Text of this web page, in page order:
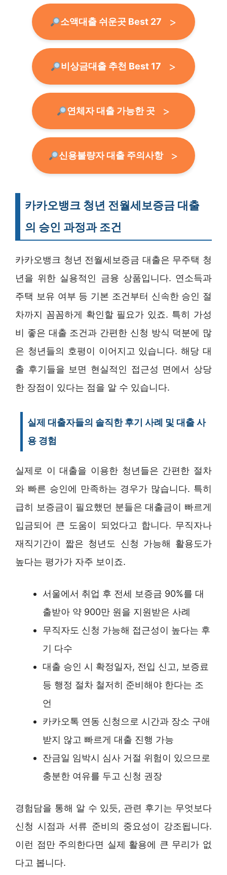
소액대출 쉬운곳 Best 27
비상금대출 추천 Best 17
연체자 대출 가능한 곳
신용불량자 대출 주의사항
카카오뱅크 청년 전월세보증금 대출
의 승인 과정과 조건
카카오뱅크 청년 전월세보증금 대출은 무주택 청
년을 위한 실용적인 금융 상품입니다. 연소득과
주택 보유 여부 등 기본 조건부터 신속한 승인 절
차까지 꼼꼼하게 확인할 필요가 있죠. 특히 가성
비 좋은 대출 조건과 간편한 신청 방식 덕분에 많
은 청년들의 호평이 이어지고 있습니다. 해당 대
출 후기들을 보면 현실적인 접근성 면에서 상당
한 장점이 있다는 점을 알 수 있습니다.
실제 대출자들의 솔직한 후기 사례 및 대출 사
용 경험
실제로 이 대출을 이용한 청년들은 간편한 절차
와 빠른 승인에 만족하는 경우가 많습니다. 특히
급히 보증금이 필요했던 분들은 대출금이 빠르게
입금되어 큰 도움이 되었다고 합니다. 무직자나
재직기간이 짧은 청년도 신청 가능해 활용도가
높다는 평가가 자주 보이죠.
서울에서 취업 후 전세 보증금 90%를 대
출받아 약 900만 원을 지원받은 사례
무직자도 신청 가능해 접근성이 높다는 후
기 다수
대출 승인 시 확정일자, 전입 신고, 보증료
등 행정 절차 철저히 준비해야 한다는 조
언
카카오톡 연동 신청으로 시간과 장소 구애
받지 않고 빠르게 대출 진행 가능
잔금일 임박시 심사 거절 위험이 있으므로
충분한 여유를 두고 신청 권장
경험담을 통해 알 수 있듯, 관련 후기는 무엇보다
신청 시점과 서류 준비의 중요성이 강조됩니다.
이런 점만 주의한다면 실제 활용에 큰 무리가 없
다고 봅니다.